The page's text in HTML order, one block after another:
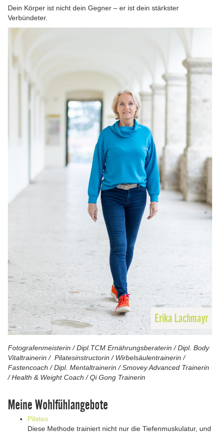
Dein Körper ist nicht dein Gegner – er ist dein stärkster
Verbündeter.
Erika Lachmayr
Fotografenmeisterin / Dipl.TCM Ernährungsberaterin / Dipl. Body
Vitaltrainerin / Pilatesinstructorin / Wirbelsäulentrainerin /
Fastencoach /Dipl. Mentaltrainerin / Smovey Advanced Trainerin
/ Health & Weight Coach / Qi Gong Trainerin
Meine Wohlfühlangebote
Pilates
Diese Methode trainiert nicht nur die Tiefenmuskulatur, und